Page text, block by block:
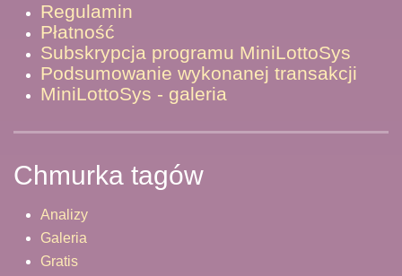
Regulamin
Płatność
Subskrypcja programu MiniLottoSys
Podsumowanie wykonanej transakcji
MiniLottoSys - galeria
Chmurka tagów
Analizy
Galeria
Gratis